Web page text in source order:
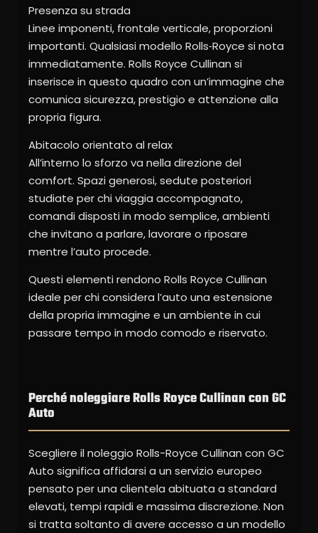
Presenza su strada
Linee imponenti, frontale verticale, proporzioni
importanti. Qualsiasi modello Rolls‑Royce si nota
immediatamente. Rolls Royce Cullinan si
inserisce in questo quadro con un’immagine che
comunica sicurezza, prestigio e attenzione alla
propria figura.
Abitacolo orientato al relax
All’interno lo sforzo va nella direzione del
comfort. Spazi generosi, sedute posteriori
studiate per chi viaggia accompagnato,
comandi disposti in modo semplice, ambienti
che invitano a parlare, lavorare o riposare
mentre l’auto procede.
Questi elementi rendono Rolls Royce Cullinan
ideale per chi considera l’auto una estensione
della propria immagine e un ambiente in cui
passare tempo in modo comodo e riservato.
Perché noleggiare Rolls Royce Cullinan con GC
Auto
Scegliere il noleggio Rolls-Royce Cullinan con GC
Auto significa affidarsi a un servizio europeo
pensato per una clientela abituata a standard
elevati, tempi rapidi e massima discrezione. Non
si tratta soltanto di avere accesso a un modello